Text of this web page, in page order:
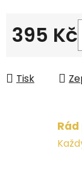
395 Kč
Tisk